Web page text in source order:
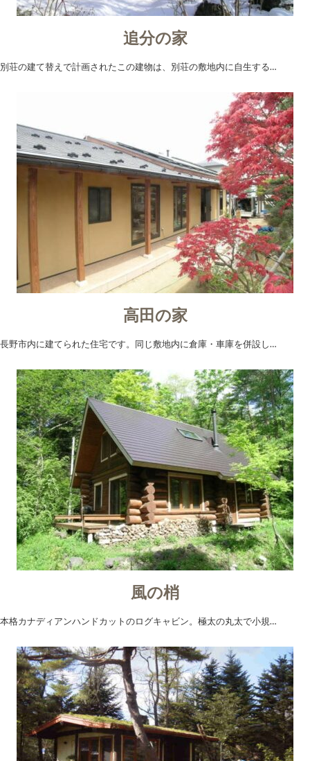
追分の家
別荘の建て替えで計画されたこの建物は、別荘の敷地内に自生する…
高田の家
長野市内に建てられた住宅です。同じ敷地内に倉庫・車庫を併設し…
風の梢
本格カナディアンハンドカットのログキャビン。極太の丸太で小規…